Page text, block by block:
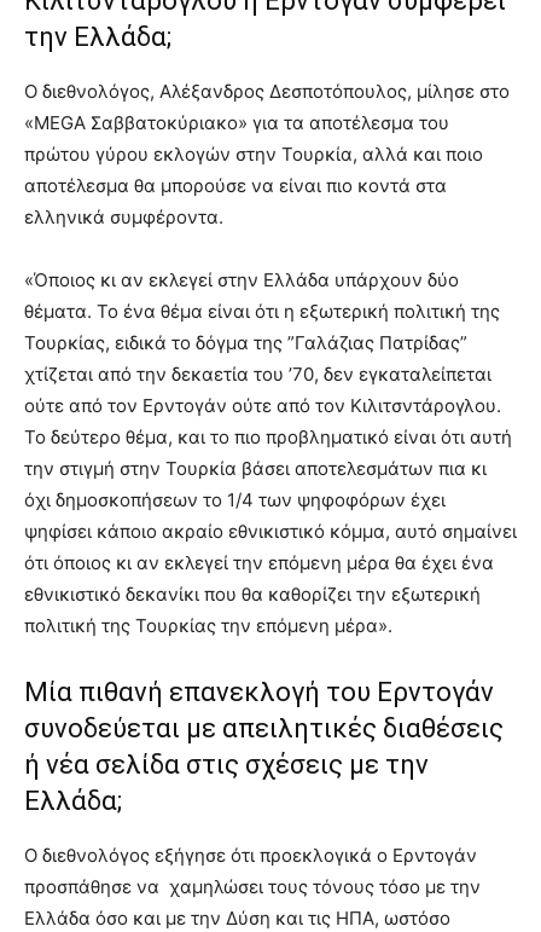
την Ελλάδα;
Ο διεθνολόγος, Αλέξανδρος Δεσποτόπουλος, μίλησε στο
«MEGA Σαββατοκύριακο» για τα αποτέλεσμα του
πρώτου γύρου εκλογών στην Τουρκία, αλλά και ποιο
αποτέλεσμα θα μπορούσε να είναι πιο κοντά στα
ελληνικά συμφέροντα.
«Όποιος κι αν εκλεγεί στην Ελλάδα υπάρχουν δύο
θέματα. Το ένα θέμα είναι ότι η εξωτερική πολιτική της
Τουρκίας, ειδικά το δόγμα της ”Γαλάζιας Πατρίδας”
χτίζεται από την δεκαετία του ’70, δεν εγκαταλείπεται
ούτε από τον Ερντογάν ούτε από τον Κιλιτσντάρογλου.
Το δεύτερο θέμα, και το πιο προβληματικό είναι ότι αυτή
την στιγμή στην Τουρκία βάσει αποτελεσμάτων πια κι
όχι δημοσκοπήσεων το 1/4 των ψηφοφόρων έχει
ψηφίσει κάποιο ακραίο εθνικιστικό κόμμα, αυτό σημαίνει
ότι όποιος κι αν εκλεγεί την επόμενη μέρα θα έχει ένα
εθνικιστικό δεκανίκι που θα καθορίζει την εξωτερική
πολιτική της Τουρκίας την επόμενη μέρα».
Μία πιθανή επανεκλογή του Ερντογάν
συνοδεύεται με απειλητικές διαθέσεις
ή νέα σελίδα στις σχέσεις με την
Ελλάδα;
Ο διεθνολόγος εξήγησε ότι προεκλογικά ο Ερντογάν
προσπάθησε να χαμηλώσει τους τόνους τόσο με την
Ελλάδα όσο και με την Δύση και τις ΗΠΑ, ωστόσο